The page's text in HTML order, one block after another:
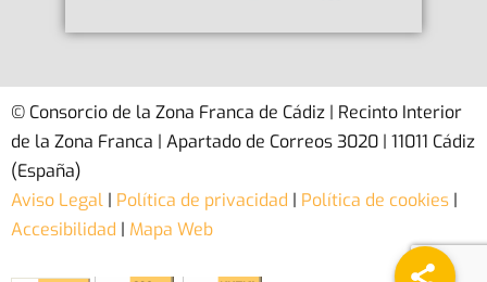
© Consorcio de la Zona Franca de Cádiz | Recinto Interior
de la Zona Franca | Apartado de Correos 3020 | 11011 Cádiz
(España)
Aviso Legal | Política de privacidad | Política de cookies |
Accesibilidad | Mapa Web